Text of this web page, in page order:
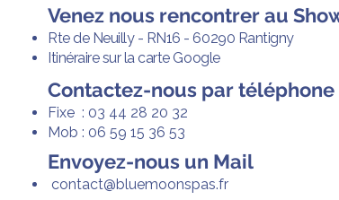
Venez nous rencontrer au
Rte de Neuilly - RN16 - 60290 Rantigny
Itinéraire sur la carte Google
Contactez-nous par téléphone
Fixe : 03 44 28 20 32
Mob : 06 59 15 36 53
Envoyez-nous un Mail
contact@bluemoonspas.fr